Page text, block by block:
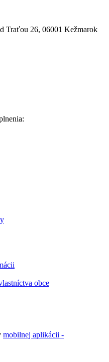
Traťou 26, 06001 Kežmarok
obce
mobilnej aplikácii -